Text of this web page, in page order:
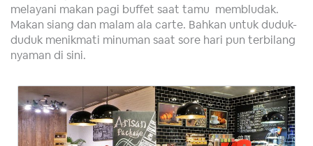
melayani makan pagi buffet saat tamu membludak.
Makan siang dan malam ala carte. Bahkan untuk duduk-
duduk menikmati minuman saat sore hari pun terbilang
nyaman di sini.